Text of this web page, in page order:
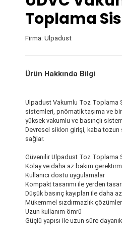
Toplama
Firma: Ulpadust
Ürün Hakkında Bilgi
Ulpadust Vakumlu Toz Toplama
sistemleri, pnömatik taşıma ve
yüksek vakumlu ve basınçlı
Devresel siklon girişi, kaba tozun
sağlar.
Güvenilir Ulpadust Toz Toplama
Kolay ve daha az bakım
Kullanıcı dostu uygulamalar
Kompakt tasarımı ile yerden
Düşük basınç kayıpları ile daha
Mükemmel sızdırmazlık
Uzun kullanım ömrü
Güçlü yapısı ile uzun süre